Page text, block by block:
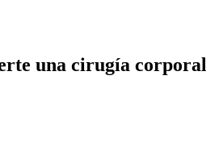
una cirugía corporal